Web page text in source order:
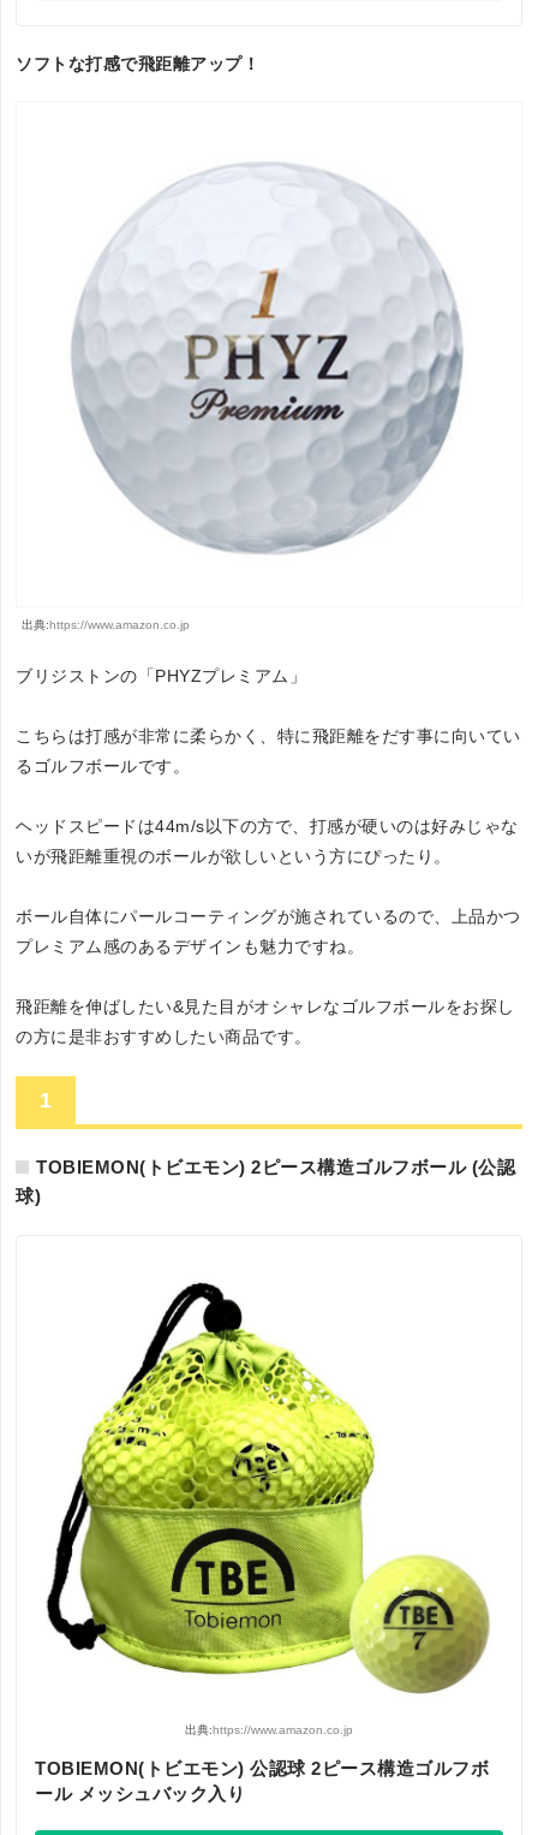
ソフトな打感で飛距離アップ！
出典:https://www.amazon.co.jp
ブリジストンの「PHYZプレミアム」
こちらは打感が非常に柔らかく、特に飛距離をだす事に向いてい
るゴルフボールです。
ヘッドスピードは44m/s以下の方で、打感が硬いのは好みじゃな
いが飛距離重視のボールが欲しいという方にぴったり。
ボール自体にパールコーティングが施されているので、上品かつ
プレミアム感のあるデザインも魅力ですね。
飛距離を伸ばしたい&見た目がオシャレなゴルフボールをお探し
の方に是非おすすめしたい商品です。
1
TOBIEMON(トビエモン) 2ピース構造ゴルフボール (公認
球)
出典:https://www.amazon.co.jp
TOBIEMON(トビエモン) 公認球 2ピース構造ゴルフボ
ール メッシュバック入り